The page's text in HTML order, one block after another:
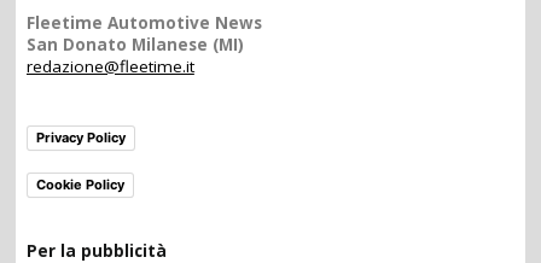
Fleetime Automotive News
San Donato Milanese (MI)
redazione@fleetime.it
Privacy Policy
Cookie Policy
Per la pubblicità